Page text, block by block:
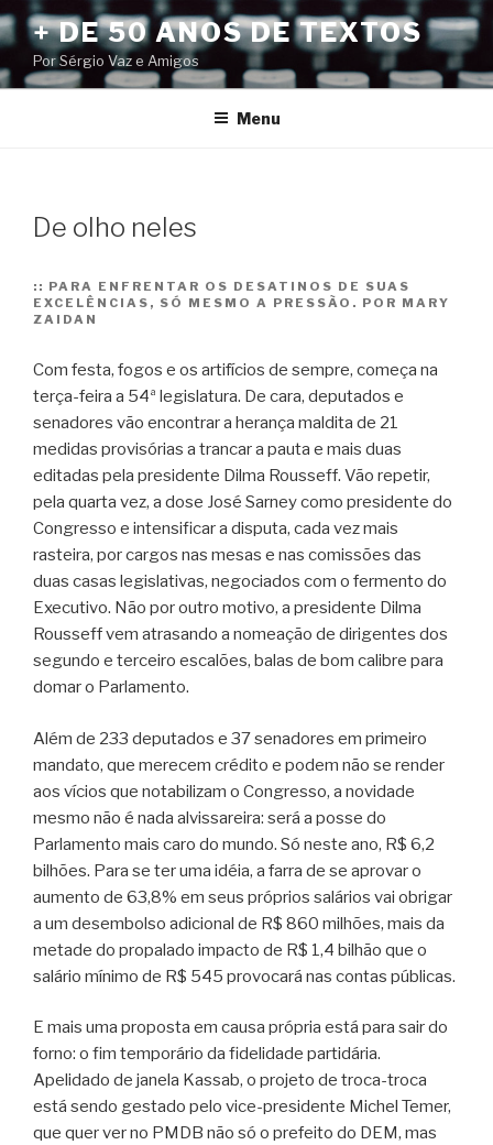
Pular
para
o
conteúdo
+ DE 50 ANOS DE TEXTOS
Por Sérgio Vaz e Amigos
Menu
De olho neles
:: PARA ENFRENTAR OS DESATINOS DE SUAS
EXCELÊNCIAS, SÓ MESMO A PRESSÃO. POR MARY
ZAIDAN
Com festa, fogos e os artifícios de sempre, começa na
terça-feira a 54ª legislatura. De cara, deputados e
senadores vão encontrar a herança maldita de 21
medidas provisórias a trancar a pauta e mais duas
editadas pela presidente Dilma Rousseff. Vão repetir,
pela quarta vez, a dose José Sarney como presidente do
Congresso e intensificar a disputa, cada vez mais
rasteira, por cargos nas mesas e nas comissões das
duas casas legislativas, negociados com o fermento do
Executivo. Não por outro motivo, a presidente Dilma
Rousseff vem atrasando a nomeação de dirigentes dos
segundo e terceiro escalões, balas de bom calibre para
domar o Parlamento.
Além de 233 deputados e 37 senadores em primeiro
mandato, que merecem crédito e podem não se render
aos vícios que notabilizam o Congresso, a novidade
mesmo não é nada alvissareira: será a posse do
Parlamento mais caro do mundo. Só neste ano, R$ 6,2
bilhões. Para se ter uma idéia, a farra de se aprovar o
aumento de 63,8% em seus próprios salários vai obrigar
a um desembolso adicional de R$ 860 milhões, mais da
metade do propalado impacto de R$ 1,4 bilhão que o
salário mínimo de R$ 545 provocará nas contas públicas.
E mais uma proposta em causa própria está para sair do
forno: o fim temporário da fidelidade partidária.
Apelidado de janela Kassab, o projeto de troca-troca
está sendo gestado pelo vice-presidente Michel Temer,
que quer ver no PMDB não só o prefeito do DEM, mas